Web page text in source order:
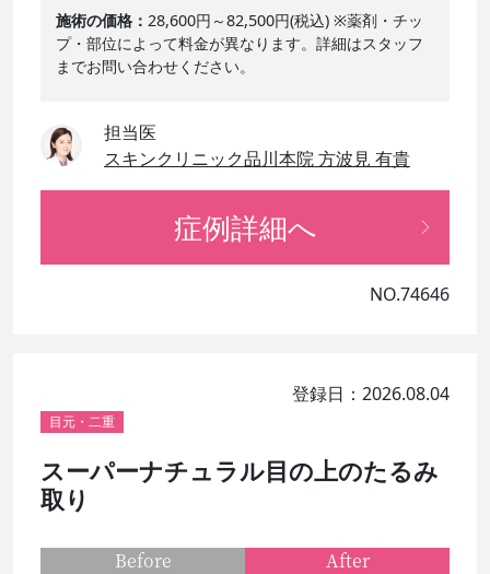
施術の価格
28,600円～82,500円(税込) ※薬剤・チッ
プ・部位によって料金が異なります。詳細はスタッフ
までお問い合わせください。
担当医
スキンクリニック品川本院 方波見 有貴
症例詳細へ
NO.74646
登録日：2026.08.04
目元・二重
スーパーナチュラル目の上のたるみ
取り
Before After